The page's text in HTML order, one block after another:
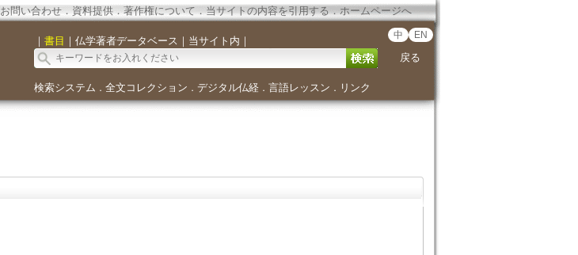
お問い合わせ． 資料提供．著作権について．当サイトの内容を引用する．ホームページへ
｜ 書目 ｜ 仏学著者データベース ｜ 当サイト内 ｜ 中 EN
戻る
検索システム ． 全文コレクション ． デジタル仏経． 言語レッスン ． リンク